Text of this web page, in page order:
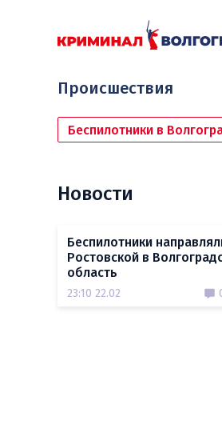
Происшествия
Беспилотники в
Новости
Беспилотники
Ростовской в
область
23:10 22.02